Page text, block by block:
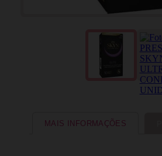
MAIS INFORMAÇÕES